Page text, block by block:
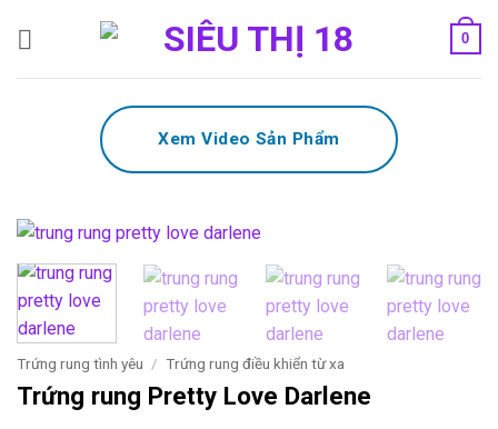
0
Xem Video Sản Phẩm
Trứng rung tình yêu / Trứng rung điều khiển từ xa
Trứng rung Pretty Love Darlene